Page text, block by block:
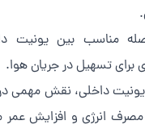
مناسب بین یونیت
برای تسهیل در جریان هوا.
داخلی، نقش مهمی در
انرژی و افزایش عمر